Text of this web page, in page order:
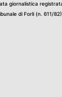
giornalistica
di Forli (n. 611/82)